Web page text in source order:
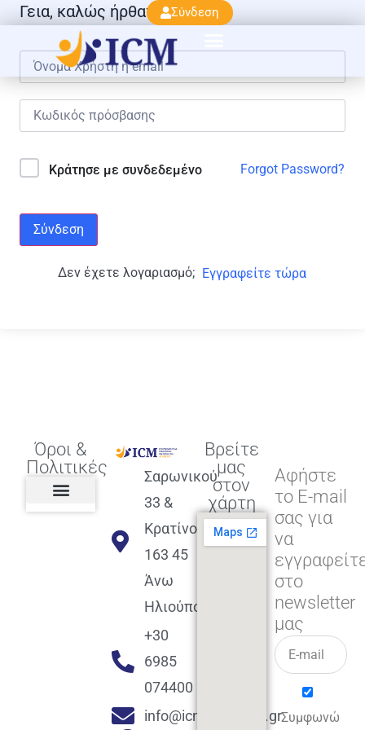
Σύνδεση
Γεια, καλώς ήρθατε πάλι!
Κράτησε με συνδεδεμένο Forgot Password?
Σύνδεση
Δεν έχετε λογαριασμό; Εγγραφείτε τώρα
Όροι &
Πολιτικές
Σαρωνικού
33 &
Κρατίνου
163 45
Άνω
Ηλιούπολη
+30
6985
074400
info@icmacademy.gr
Βρείτε
μας
στον
χάρτη
Αφήστε
το E-mail
σας για
να
στο
newsletter
μας
Συμφωνώ